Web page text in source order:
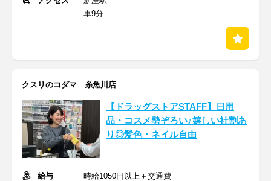
車9分
クスリのコダマ 糸魚川店
【ドラッグストアSTAFF】日用
品・コスメ勢ぞろい♪嬉しい社割あ
り◎髪色・ネイル自由
給与
時給1050円以上＋交通費